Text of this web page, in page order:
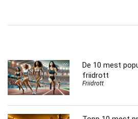
De 10 mest
friidrott
Friidrott